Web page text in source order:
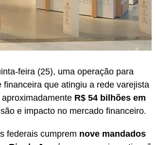
feira (25), uma operação para
que atingiu a rede varejista
R$ 54 bilhões em
e impacto no mercado financeiro.
federais cumprem nove mandados